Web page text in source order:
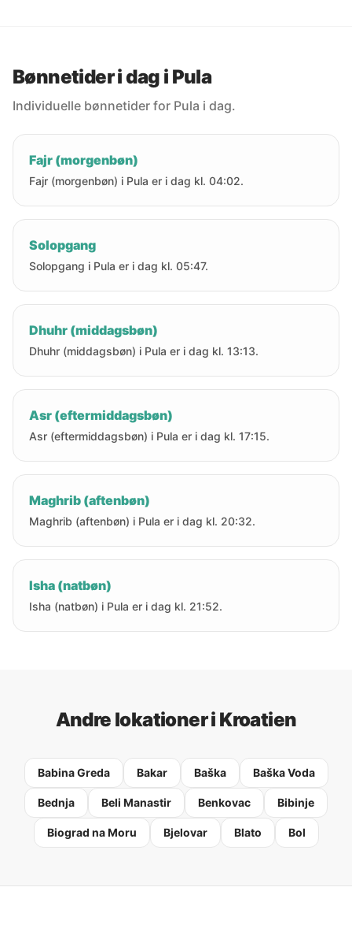
Bønnetider i dag i Pula
Individuelle bønnetider for Pula i dag.
Fajr (morgenbøn)
Fajr (morgenbøn) i Pula er i dag kl. 04:02.
Solopgang
Solopgang i Pula er i dag kl. 05:47.
Dhuhr (middagsbøn)
Dhuhr (middagsbøn) i Pula er i dag kl. 13:13.
Asr (eftermiddagsbøn)
Asr (eftermiddagsbøn) i Pula er i dag kl. 17:15.
Maghrib (aftenbøn)
Maghrib (aftenbøn) i Pula er i dag kl. 20:32.
Isha (natbøn)
Isha (natbøn) i Pula er i dag kl. 21:52.
Andre lokationer i Kroatien
Babina Greda Bakar Baška Baška Voda
Bednja Beli Manastir Benkovac Bibinje
Biograd na Moru Bjelovar Blato Bol